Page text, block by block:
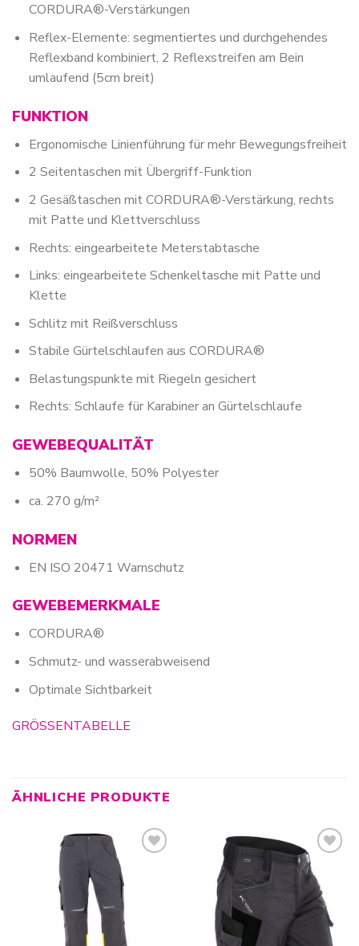
CORDURA®-Verstärkungen
Reflex-Elemente: segmentiertes und durchgehendes
Reflexband kombiniert, 2 Reflexstreifen am Bein
umlaufend (5cm breit)
FUNKTION
Ergonomische Linienführung für mehr Bewegungsfreiheit
2 Seitentaschen mit Übergriff-Funktion
2 Gesäßtaschen mit CORDURA®-Verstärkung, rechts
mit Patte und Klettverschluss
Rechts: eingearbeitete Meterstabtasche
Links: eingearbeitete Schenkeltasche mit Patte und
Klette
Schlitz mit Reißverschluss
Stabile Gürtelschlaufen aus CORDURA®
Belastungspunkte mit Riegeln gesichert
Rechts: Schlaufe für Karabiner an Gürtelschlaufe
GEWEBEQUALITÄT
50% Baumwolle, 50% Polyester
ca. 270 g/m²
NORMEN
EN ISO 20471 Warnschutz
GEWEBEMERKMALE
CORDURA®
Schmutz- und wasserabweisend
Optimale Sichtbarkeit
GRÖSSENTABELLE
ÄHNLICHE PRODUKTE
Wunschliste
hinzufügen
Zur
Wunschliste
hinzufügen